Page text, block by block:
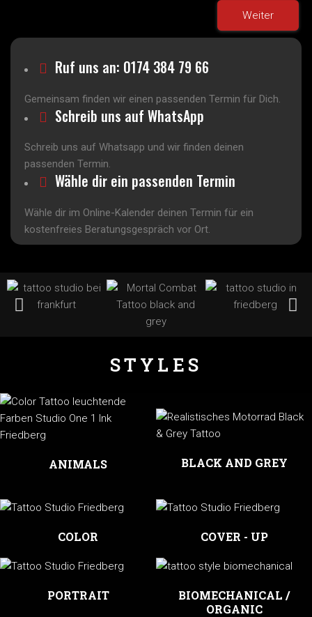
Weiter
Ruf uns an: 0174 384 79 66
Gemeinsam finden wir einen passenden Termin für Dich.
Schreib uns auf WhatsApp
Schreib uns auf Whatsapp und wir finden deinen
passenden Termin.
Wähle dir ein passenden Termin
Wähle dir im Online-Kalender deinen Termin für ein
kostenfreies Beratungsgespräch vor Ort.
STYLES
ANIMALS BLACK AND GREY
COLOR COVER - UP
PORTRAIT
BIOMECHANICAL /
ORGANIC